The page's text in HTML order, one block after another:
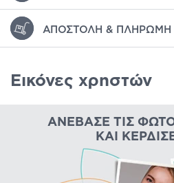
ΑΠΟΣΤΟΛΉ & ΠΛΗΡΩΜΉ
Εικόνες χρηστών
ΑΝΈΒΑΣΕ ΤΙΣ
ΚΑΙ